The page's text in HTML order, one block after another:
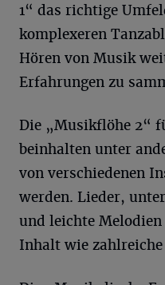
1“ das richtige
komplexeren
Hören von Musik
Erfahrungen zu
Die „Musikflöhe 2“
beinhalten unter
von verschiedenen
werden. Lieder,
und leichte Melodien
Inhalt wie